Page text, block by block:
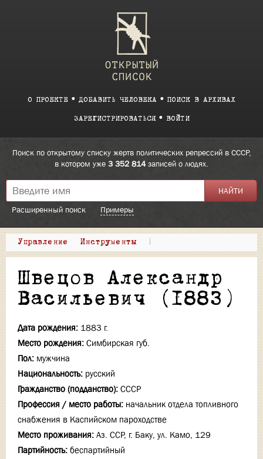
О ПРОЕКТЕ ДОБАВИТЬ ЧЕЛОВЕКА ПОИСК В АРХИВАХ
ЗАРЕГИСТРИРОВАТЬСЯ ВОЙТИ
Поиск по открытому списку жертв политических репрессий в СССР,
в котором уже 3 352 814записей о людях.
Расширенный поиск Примеры
Управление Инструменты |
Швецов Александр
Васильевич (1883)
Дата рождения: 1883 г.
Место рождения: Симбирская губ.
Пол: мужчина
Национальность: русский
Гражданство (подданство): СССР
Профессия / место работы: начальник отдела топливного
снабжения в Каспийском пароходстве
Место проживания: Аз. ССР, г. Баку, ул. Камо, 129
Партийность: беспартийный